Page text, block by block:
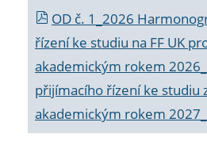
OD č. 1_2026
řízení ke studiu na FF UK
akademickým rokem
přijímacího řízení ke studiu
akademickým rokem